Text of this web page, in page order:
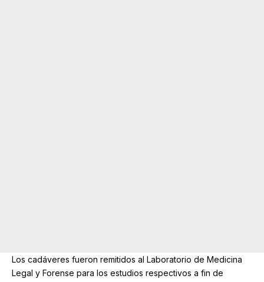
Los cadáveres fueron remitidos al Laboratorio de Medicina
Legal y Forense para los estudios respectivos a fin de